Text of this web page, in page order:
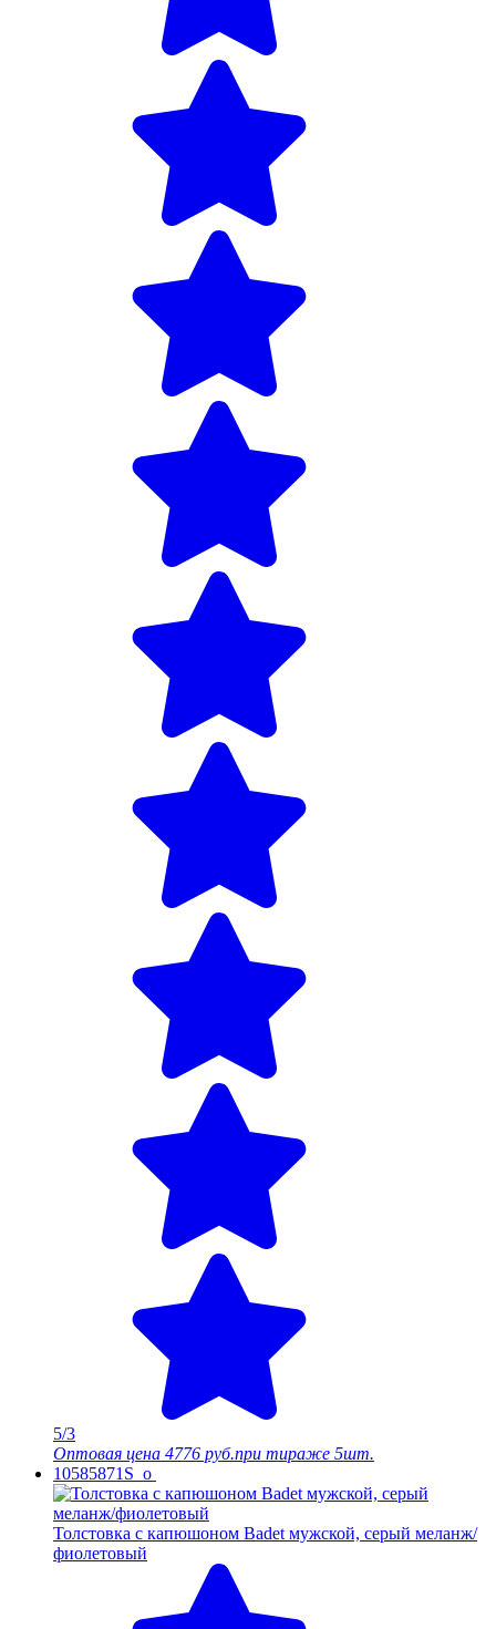
5/3
Оптовая цена 4776 руб.при тираже 5шт.
10585871S_o
Толстовка с капюшоном Badet мужской, серый меланж/
фиолетовый